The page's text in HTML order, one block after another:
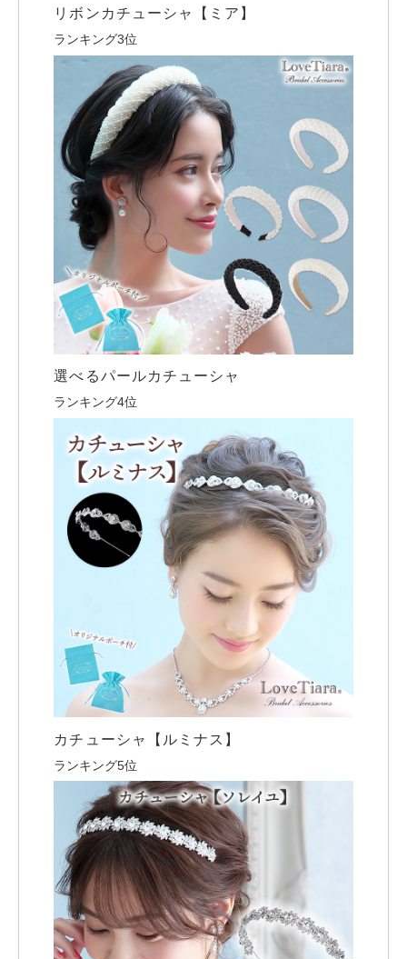
リボンカチューシャ【ミア】
ランキング3位
選べるパールカチューシャ
ランキング4位
カチューシャ【ルミナス】
ランキング5位